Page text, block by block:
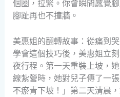
個圈，拉緊。你會瞬間感覺
腳趾再也不撞牆。
美惠姐的翻轉故事：從痛到
學會這個技巧後，美惠姐立
夜行程。第一天重裝上坡，
線紮營時，她對兒子傳了一
不瘀青下坡！」第二天清晨